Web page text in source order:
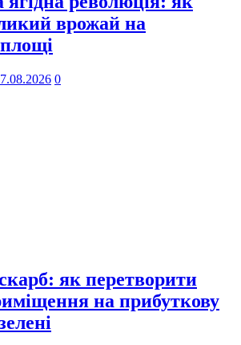
врожай на
0
як перетворити
на прибуткову